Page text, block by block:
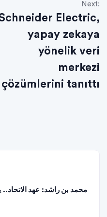
Next:
Electric,
yapay zekaya
yönelik veri
merkezi
çözümlerini tanıttı
محمد بن راشد: عهد